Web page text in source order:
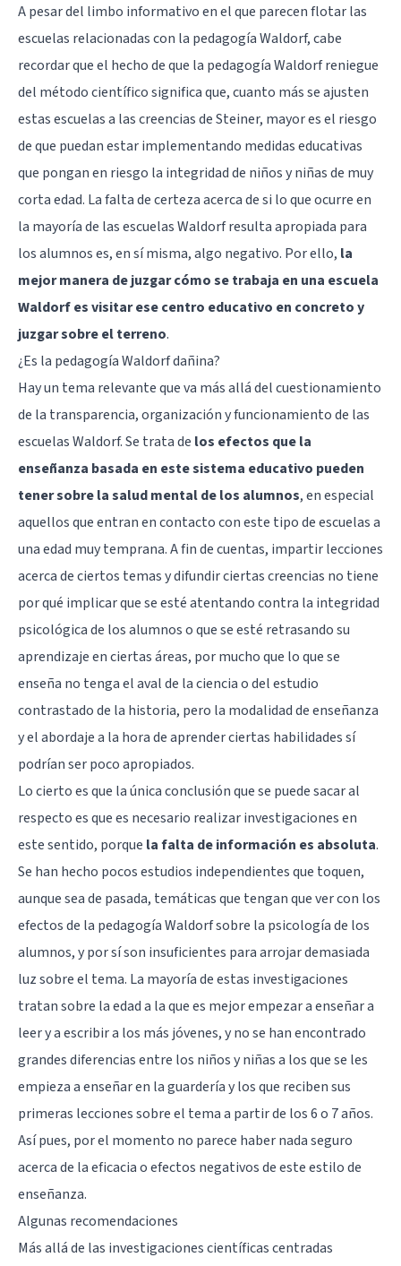
A pesar del limbo informativo en el que parecen flotar las
escuelas relacionadas con la pedagogía Waldorf, cabe
recordar que el hecho de que la pedagogía Waldorf reniegue
del método científico significa que, cuanto más se ajusten
estas escuelas a las creencias de Steiner, mayor es el riesgo
de que puedan estar implementando medidas educativas
que pongan en riesgo la integridad de niños y niñas de muy
corta edad. La falta de certeza acerca de si lo que ocurre en
la mayoría de las escuelas Waldorf resulta apropiada para
los alumnos es, en sí misma, algo negativo. Por ello, la
mejor manera de juzgar cómo se trabaja en una escuela
Waldorf es visitar ese centro educativo en concreto y
juzgar sobre el terreno.
¿Es la pedagogía Waldorf dañina?
Hay un tema relevante que va más allá del cuestionamiento
de la transparencia, organización y funcionamiento de las
escuelas Waldorf. Se trata de los efectos que la
enseñanza basada en este sistema educativo pueden
tener sobre la salud mental de los alumnos, en especial
aquellos que entran en contacto con este tipo de escuelas a
una edad muy temprana. A fin de cuentas, impartir lecciones
acerca de ciertos temas y difundir ciertas creencias no tiene
por qué implicar que se esté atentando contra la integridad
psicológica de los alumnos o que se esté retrasando su
aprendizaje en ciertas áreas, por mucho que lo que se
enseña no tenga el aval de la ciencia o del estudio
contrastado de la historia, pero la modalidad de enseñanza
y el abordaje a la hora de aprender ciertas habilidades sí
podrían ser poco apropiados.
Lo cierto es que la única conclusión que se puede sacar al
respecto es que es necesario realizar investigaciones en
este sentido, porque la falta de información es absoluta.
Se han hecho pocos estudios independientes que toquen,
aunque sea de pasada, temáticas que tengan que ver con los
efectos de la pedagogía Waldorf sobre la psicología de los
alumnos, y por sí son insuficientes para arrojar demasiada
luz sobre el tema. La mayoría de estas investigaciones
tratan sobre la edad a la que es mejor empezar a enseñar a
leer y a escribir a los más jóvenes, y no se han encontrado
grandes diferencias entre los niños y niñas a los que se les
empieza a enseñar en la guardería y los que reciben sus
primeras lecciones sobre el tema a partir de los 6 o 7 años.
Así pues, por el momento no parece haber nada seguro
acerca de la eficacia o efectos negativos de este estilo de
enseñanza.
Algunas recomendaciones
Más allá de las investigaciones científicas centradas